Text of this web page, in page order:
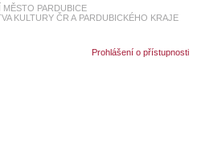
MĚSTO PARDUBICE
KULTURY ČR A PARDUBICKÉHO KRAJE
Prohlášení o přístupnosti